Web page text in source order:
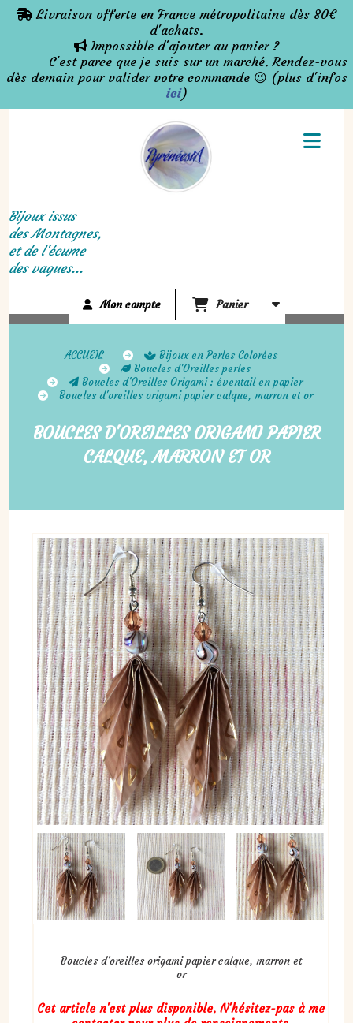
 Livraison offerte en France métropolitaine dès 80€
d'achats.
 Impossible d'ajouter au panier ?
C'est parce que je suis sur un marché. Rendez-vous
dès demain pour valider votre commande 😉 (plus d'infos
ici)
Bijoux issus
des Montagnes,
et de l'écume
des vagues...
Mon compte Panier
ACCUEIL
Bijoux en Perles Colorées
Boucles d'Oreilles perles
Boucles d'Oreilles Origami : éventail en papier
Boucles d'oreilles origami papier calque, marron et or
BOUCLES D'OREILLES ORIGAMI PAPIER
CALQUE, MARRON ET OR
Boucles d'oreilles origami papier calque, marron et
or
Cet article n'est plus disponible. N'hésitez-pas à me
Panneau de gestion des cookies